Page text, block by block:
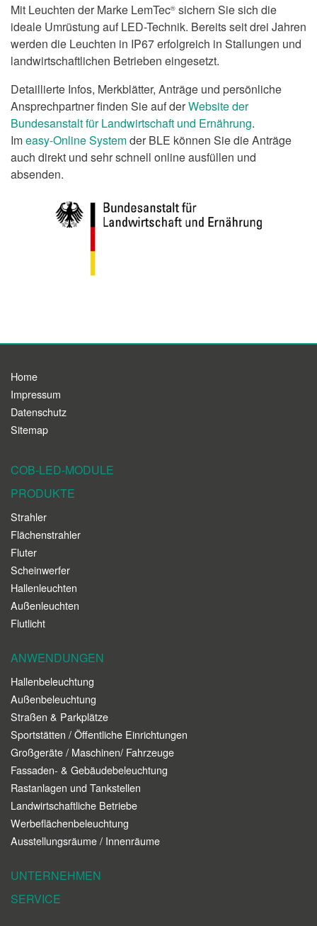
Mit Leuchten der Marke LemTec® sichern Sie sich die
ideale Umrüstung auf LED-Technik. Bereits seit drei Jahren
werden die Leuchten in IP67 erfolgreich in Stallungen und
landwirtschaftlichen Betrieben eingesetzt.
Detaillierte Infos, Merkblätter, Anträge und persönliche
Ansprechpartner finden Sie auf derWebsite der
Bundesanstalt für Landwirtschaft und Ernährung.
Imeasy-Online Systemder BLE können Sie die Anträge
auch direkt und sehr schnell online ausfüllen und
absenden.
Home
Impressum
Datenschutz
Sitemap
COB-LED-MODULE
PRODUKTE
Strahler
Flächenstrahler
Fluter
Scheinwerfer
Hallenleuchten
Außenleuchten
Flutlicht
ANWENDUNGEN
Hallenbeleuchtung
Außenbeleuchtung
Straßen & Parkplätze
Sportstätten / Öffentliche Einrichtungen
Großgeräte / Maschinen/ Fahrzeuge
Fassaden- & Gebäudebeleuchtung
Rastanlagen und Tankstellen
Landwirtschaftliche Betriebe
Werbeflächenbeleuchtung
Ausstellungsräume / Innenräume
UNTERNEHMEN
SERVICE